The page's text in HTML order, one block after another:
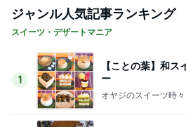
ジャンル人気記事ランキング
スイーツ・デザートマニア
1
【ことの葉】和
ー
オヤジのスイーツ時